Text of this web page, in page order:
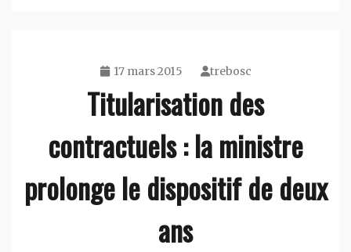
17 mars 2015 trebosc
Titularisation des
contractuels : la ministre
prolonge le dispositif de deux
ans